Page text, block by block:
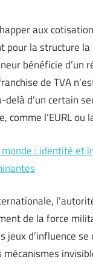
aux
pour la structure la
bénéficie d’un
de TVA
d’un certain
comme l’EURL ou
: identité et
de la force
jeux d’influence